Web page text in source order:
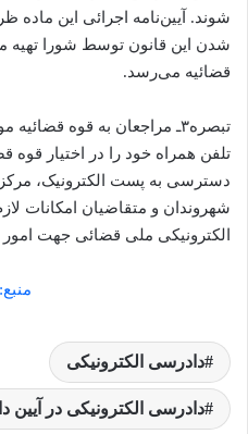
شوند. آیین‌نامه اجرائی این ماده
شدن این قانون توسط شورا
قضائیه می‌رسد.
تبصره۳ـ مراجعان به قوه
تلفن همراه خود را در اختیار قوه
دسترسی به پست الکترونیک،
شهروندان و متقاضیان امکانات
الکترونیکی ملی قضائی جهت امور
دادرسی الکترونیکی
دادرسی الکترونیکی در